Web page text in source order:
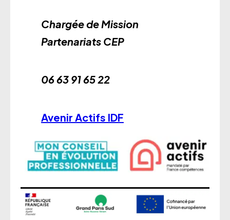
Chargée de Mission
Partenariats CEP
06 63 91 65 22
Avenir Actifs IDF